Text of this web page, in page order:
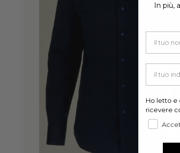
In più,
Your
Ho letto e
ricevere